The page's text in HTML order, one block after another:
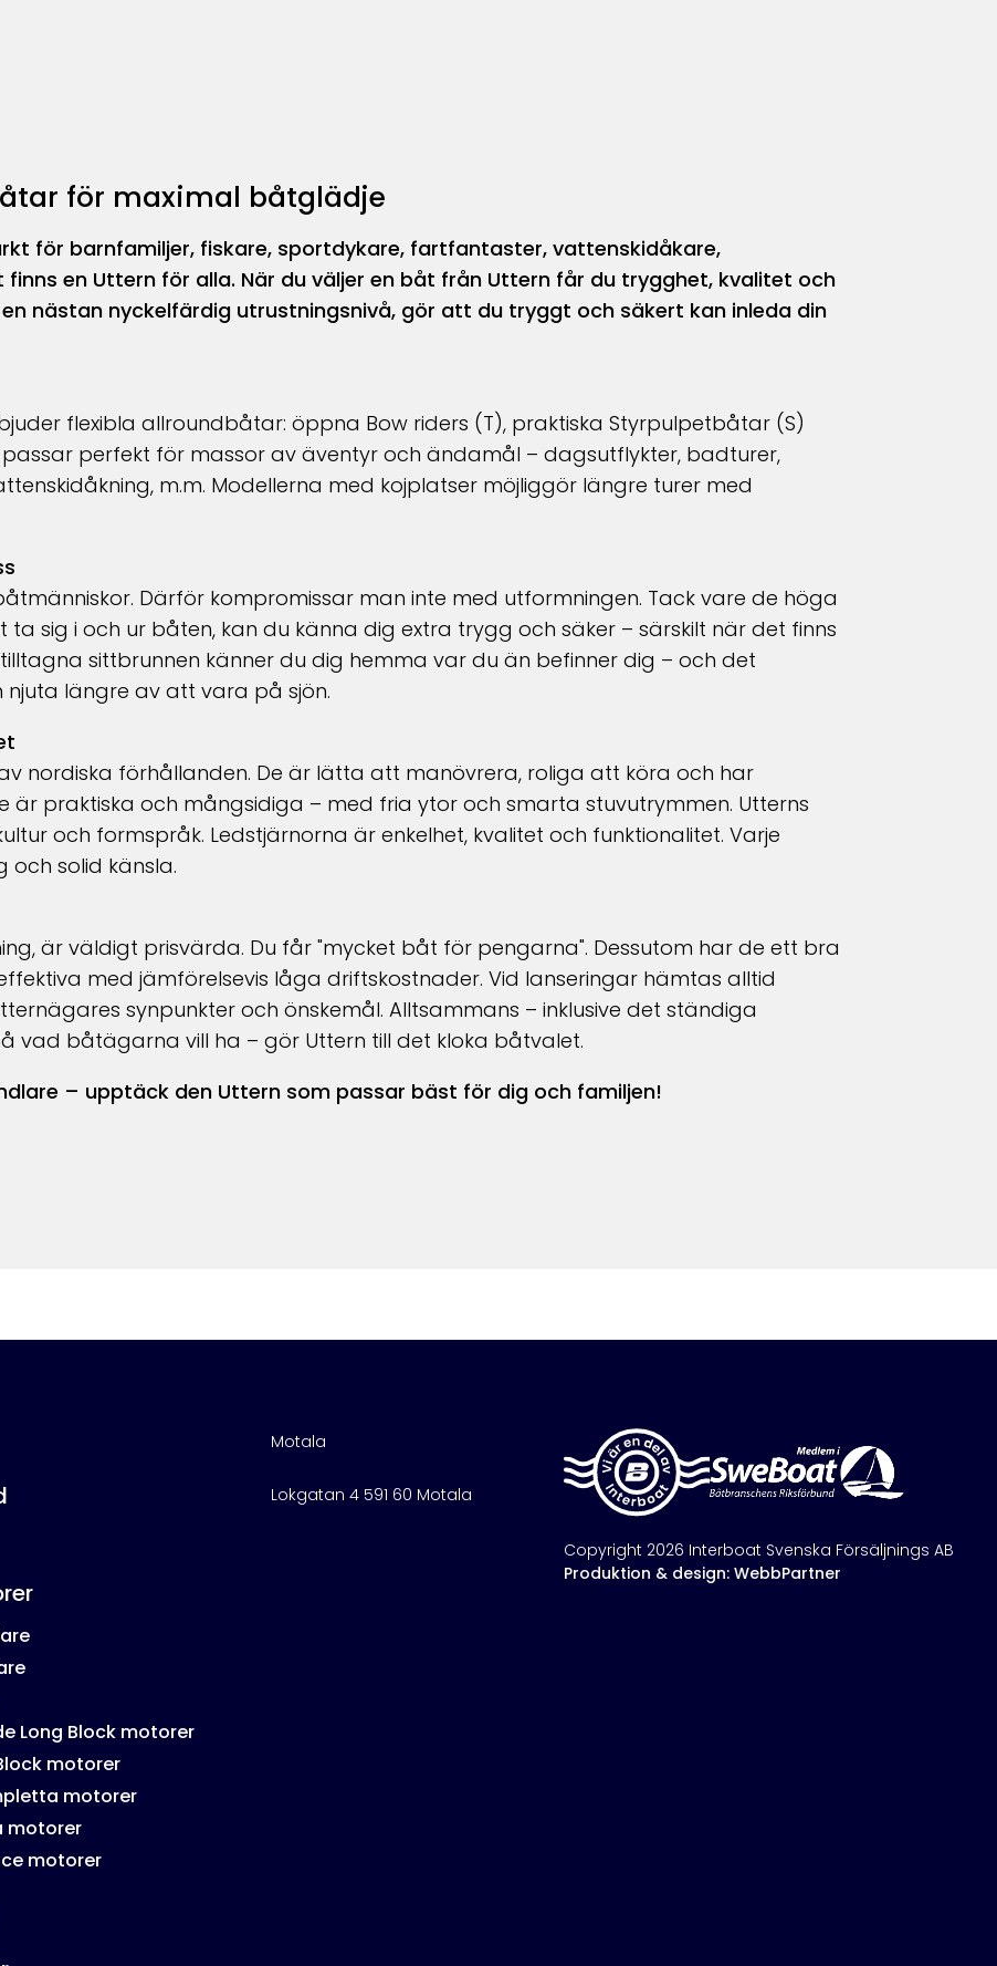
för maximal båtglädje
för barnfamiljer, fiskare, sportdykare, fartfantaster, vattenskidåkare,
finns en Uttern för alla. När du väljer en båt från Uttern får du trygghet, kvalitet och
nästan nyckelfärdig utrustningsnivå, gör att du tryggt och säkert kan inleda din
flexibla allroundbåtar: öppna Bow riders (T), praktiska Styrpulpetbåtar (S)
passar perfekt för massor av äventyr och ändamål – dagsutflykter, badturer,
m.m. Modellerna med kojplatser möjliggör längre turer med
Därför kompromissar man inte med utformningen. Tack vare de höga
sig i och ur båten, kan du känna dig extra trygg och säker – särskilt när det finns
sittbrunnen känner du dig hemma var du än befinner dig – och det
längre av att vara på sjön.
nordiska förhållanden. De är lätta att manövrera, roliga att köra och har
är praktiska och mångsidiga – med fria ytor och smarta stuvutrymmen. Utterns
och formspråk. Ledstjärnorna är enkelhet, kvalitet och funktionalitet. Varje
solid känsla.
är väldigt prisvärda. Du får "mycket båt för pengarna". Dessutom har de ett bra
med jämförelsevis låga driftskostnader. Vid lanseringar hämtas alltid
synpunkter och önskemål. Alltsammans – inklusive det ständiga
vad båtägarna vill ha – gör Uttern till det kloka båtvalet.
– upptäck den Uttern som passar bäst för dig och familjen!
Long Block motorer
motorer
motorer
motorer
motorer
Motala
Lokgatan 4 591 60 Motala
Copyright 2026 Interboat Svenska Försäljnings AB
Produktion & design: WebbPartner